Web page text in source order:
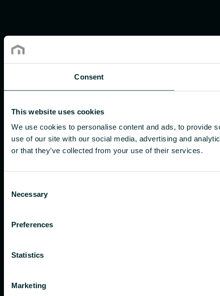
Consent
This website uses cookies
We use cookies to personalise content and ads, to provide
use of our site with our social media, advertising and
or that they’ve collected from your use of their services.
Selection
Necessary
Preferences
Statistics
Marketing